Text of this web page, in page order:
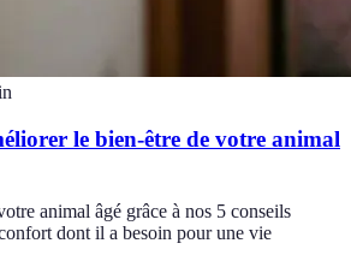
le bien-être de votre animal
animal âgé grâce à nos 5 conseils
dont il a besoin pour une vie